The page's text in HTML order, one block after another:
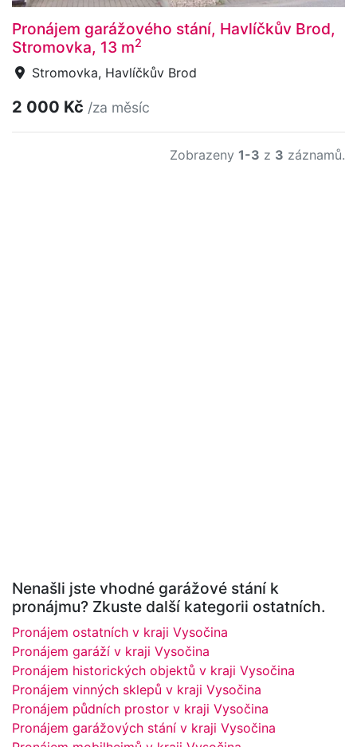
Pronájem garážového stání, Havlíčkův Brod,
Stromovka, 13 m2
Stromovka, Havlíčkův Brod
2 000 Kč /za měsíc
Zobrazeny 1-3 z 3 záznamů.
Nenašli jste vhodné garážové stání k
pronájmu? Zkuste další kategorii ostatních.
Pronájem ostatních v kraji Vysočina
Pronájem garáží v kraji Vysočina
Pronájem historických objektů v kraji Vysočina
Pronájem vinných sklepů v kraji Vysočina
Pronájem půdních prostor v kraji Vysočina
Pronájem garážových stání v kraji Vysočina